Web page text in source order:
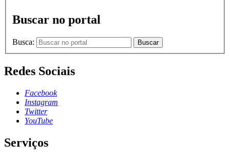
Buscar no portal
Busca: Buscar
Redes Sociais
Facebook
Instagram
Twitter
YouTube
Serviços